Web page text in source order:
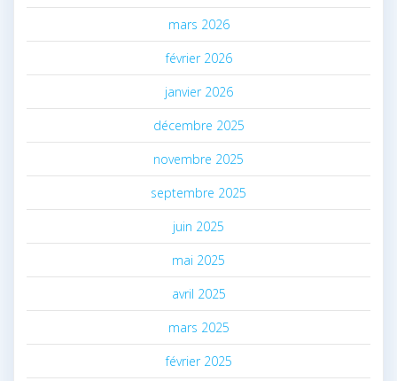
mars 2026
février 2026
janvier 2026
décembre 2025
novembre 2025
septembre 2025
juin 2025
mai 2025
avril 2025
mars 2025
février 2025